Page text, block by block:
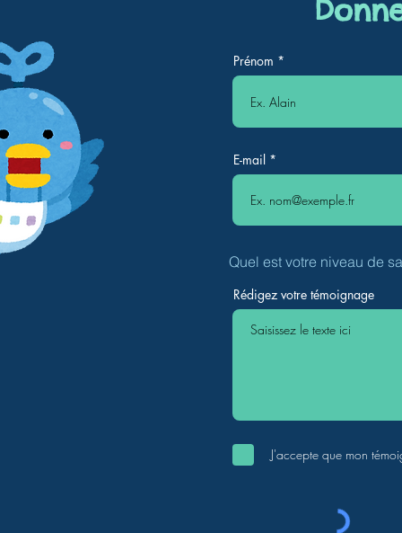
Prénom
E-mail
Quel est votre niveau de
Rédigez votre témoignage
J'accepte que mon